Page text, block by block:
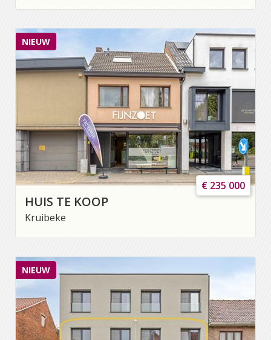
NIEUW
HUIS TE KOOP
Kruibeke
€ 235 000
NIEUW